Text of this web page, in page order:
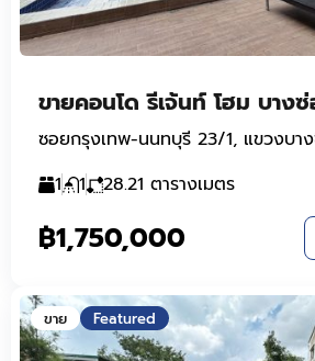
1
1 28.21 ตารางเมตร
฿1,750,000
ขาย Featured